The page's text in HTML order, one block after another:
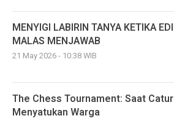
MENYIGI LABIRIN TANYA KETIKA EDI
MALAS MENJAWAB
21 May 2026 - 10:38 WIB
The Chess Tournament: Saat Catur
Menyatukan Warga